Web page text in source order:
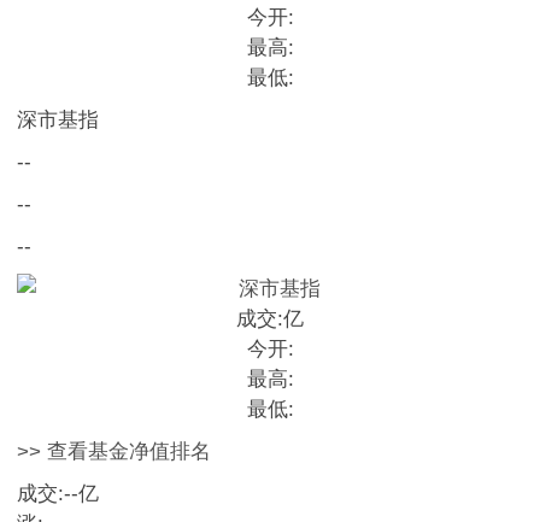
今开:
最高:
最低:
深市基指
--
--
--
成交:亿
今开:
最高:
最低:
>> 查看基金净值排名
成交:--亿